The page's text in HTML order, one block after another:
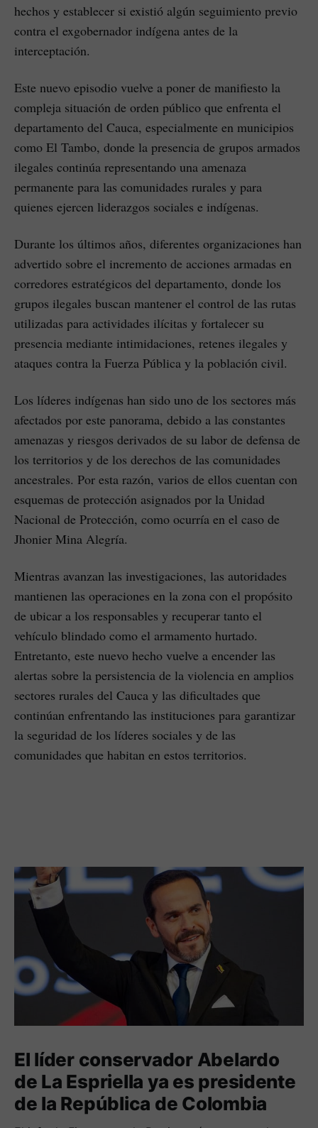
hechos y establecer si existió algún seguimiento previo
contra el exgobernador indígena antes de la
interceptación.
Este nuevo episodio vuelve a poner de manifiesto la
compleja situación de orden público que enfrenta el
departamento del Cauca, especialmente en municipios
como El Tambo, donde la presencia de grupos armados
ilegales continúa representando una amenaza
permanente para las comunidades rurales y para
quienes ejercen liderazgos sociales e indígenas.
Durante los últimos años, diferentes organizaciones han
advertido sobre el incremento de acciones armadas en
corredores estratégicos del departamento, donde los
grupos ilegales buscan mantener el control de las rutas
utilizadas para actividades ilícitas y fortalecer su
presencia mediante intimidaciones, retenes ilegales y
ataques contra la Fuerza Pública y la población civil.
Los líderes indígenas han sido uno de los sectores más
afectados por este panorama, debido a las constantes
amenazas y riesgos derivados de su labor de defensa de
los territorios y de los derechos de las comunidades
ancestrales. Por esta razón, varios de ellos cuentan con
esquemas de protección asignados por la Unidad
Nacional de Protección, como ocurría en el caso de
Jhonier Mina Alegría.
Mientras avanzan las investigaciones, las autoridades
mantienen las operaciones en la zona con el propósito
de ubicar a los responsables y recuperar tanto el
vehículo blindado como el armamento hurtado.
Entretanto, este nuevo hecho vuelve a encender las
alertas sobre la persistencia de la violencia en amplios
sectores rurales del Cauca y las dificultades que
continúan enfrentando las instituciones para garantizar
la seguridad de los líderes sociales y de las
comunidades que habitan en estos territorios.
El líder conservador Abelardo
de La Espriella ya es presidente
de la República de Colombia